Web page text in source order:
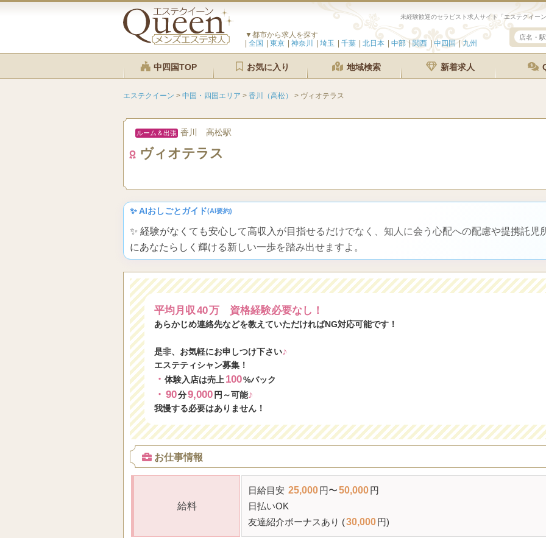
未経験歓迎のセラピスト求人サイト「エステクイ
▼都市から求人を探す
全国
東京 神奈川 埼玉 千葉 北日本 中部 関西 中四国 九州
中四国TOP お気に入り 地域検索 新着求人
エステクイーン > 中国・四国エリア > 香川（高松） > ヴィオテラス
ルーム＆出張 香川 高松駅
ヴィオテラス
✨ AIおしごとガイド(AI要約)
✨ 経験がなくても安心して高収入が目指せるだけでなく、知人に会う心配への配慮や提携託児
にあなたらしく輝ける新しい一歩を踏み出せますよ。
平均月収40万 資格経験必要なし！
あらかじめ連絡先などを教えていただければNG対応可能です！
是非、お気軽にお申しつけ下さい♪
エステティシャン募集！
・ 体験入店は売上 100%バック
・ 90分9,000 円～可能♪
我慢する必要はありません！
お仕事情報
給料
日給目安 25,000円〜50,000円
日払いOK
友達紹介ボーナスあり (30,000円)